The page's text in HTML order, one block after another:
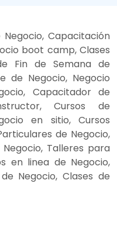
Capacitación
boot camp, Clases
Fin de Semana de
de Negocio, Negocio
Capacitador de
Cursos de
en sitio, Cursos
de Negocio,
Talleres para
en linea de Negocio,
Negocio, Clases de